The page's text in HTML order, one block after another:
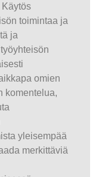
toimintaa ja
ja
omien
komentelua,
yleisempää
merkittäviä